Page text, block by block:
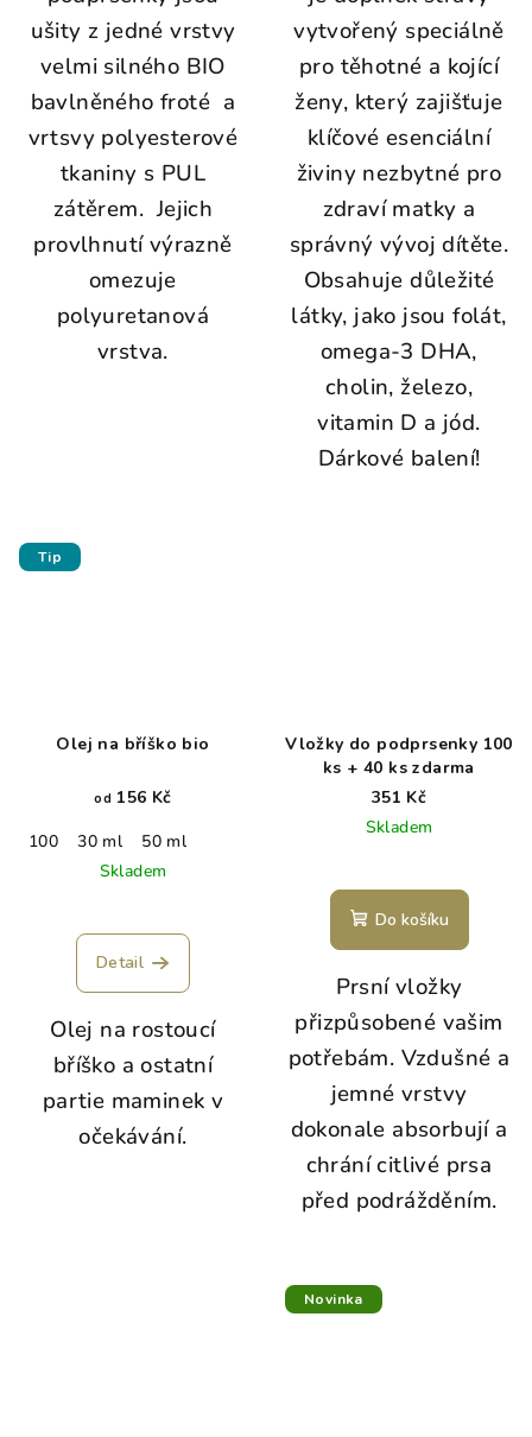
ušity z jedné vrstvy
velmi silného BIO
bavlněného froté a
vrtsvy polyesterové
tkaniny s PUL
zátěrem. Jejich
provlhnutí výrazně
omezuje
polyuretanová
vrstva.
vytvořený speciálně
pro těhotné a kojící
ženy, který zajišťuje
klíčové esenciální
živiny nezbytné pro
zdraví matky a
správný vývoj dítěte.
Obsahuje důležité
látky, jako jsou folát,
omega-3 DHA,
cholin, železo,
vitamin D a jód.
Dárkové balení!
Tip
Olej na bříško bio
od 156 Kč
100
30 ml
50 ml
Skladem
Detail
Olej na rostoucí
bříško a ostatní
partie maminek v
očekávání.
Vložky do podprsenky 100
ks + 40 ks zdarma
351 Kč
Skladem
Do košíku
Prsní vložky
přizpůsobené vašim
potřebám. Vzdušné a
jemné vrstvy
dokonale absorbují a
chrání citlivé prsa
před podrážděním.
Novinka